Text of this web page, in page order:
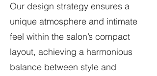
Our design strategy ensures a
unique atmosphere and intimate
feel within the salon’s compact
layout, achieving a harmonious
balance between style and